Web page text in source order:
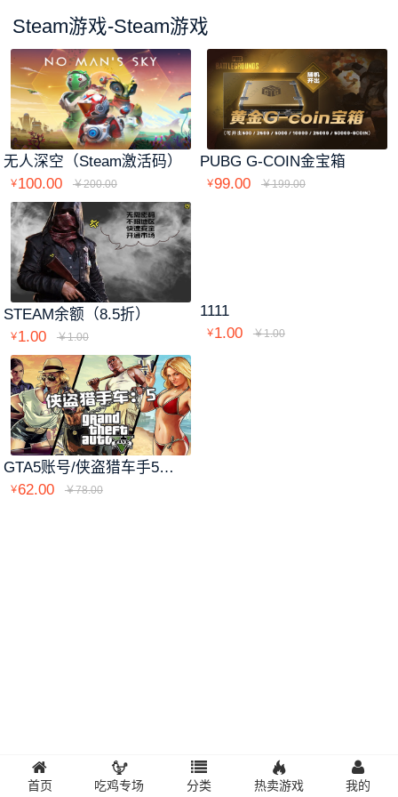
Steam游戏-Steam游戏
无人深空（Steam激活码）
￥100.00 ￥200.00
PUBG G-COIN金宝箱
￥99.00 ￥199.00
STEAM余额（8.5折）
￥1.00 ￥1.00
1111
￥1.00 ￥1.00
GTA5账号/侠盗猎车手5账号
￥62.00 ￥78.00
首页 吃鸡专场 分类 热卖游戏 我的